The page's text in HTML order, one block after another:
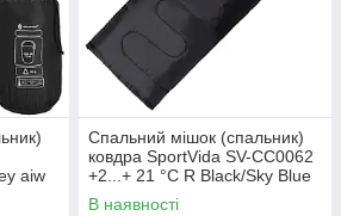
aiw
Спальний мішок (спальник)
ковдра SportVida SV-CC0062
+2...+ 21 °C R Black/Sky Blue
orig1691
В наявності